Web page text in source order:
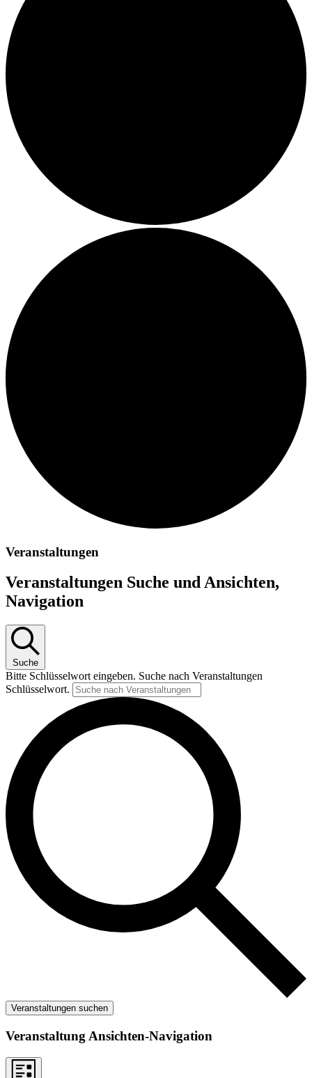
Veranstaltungen
Veranstaltungen Suche und Ansichten,
Navigation
Suche
Bitte Schlüsselwort eingeben. Suche nach Veranstaltungen
Schlüsselwort.
Veranstaltungen suchen
Veranstaltung Ansichten-Navigation